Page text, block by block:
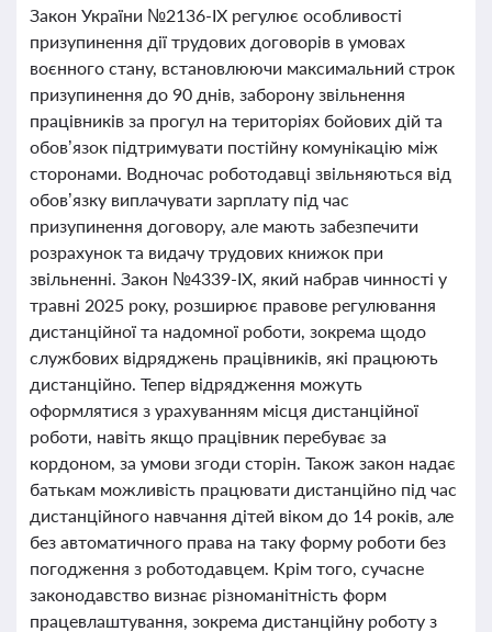
Закон України №2136-IX регулює особливості
призупинення дії трудових договорів в умовах
воєнного стану, встановлюючи максимальний строк
призупинення до 90 днів, заборону звільнення
працівників за прогул на територіях бойових дій та
обов’язок підтримувати постійну комунікацію між
сторонами. Водночас роботодавці звільняються від
обов’язку виплачувати зарплату під час
призупинення договору, але мають забезпечити
розрахунок та видачу трудових книжок при
звільненні. Закон №4339-IX, який набрав чинності у
травні 2025 року, розширює правове регулювання
дистанційної та надомної роботи, зокрема щодо
службових відряджень працівників, які працюють
дистанційно. Тепер відрядження можуть
оформлятися з урахуванням місця дистанційної
роботи, навіть якщо працівник перебуває за
кордоном, за умови згоди сторін. Також закон надає
батькам можливість працювати дистанційно під час
дистанційного навчання дітей віком до 14 років, але
без автоматичного права на таку форму роботи без
погодження з роботодавцем. Крім того, сучасне
законодавство визнає різноманітність форм
працевлаштування, зокрема дистанційну роботу з